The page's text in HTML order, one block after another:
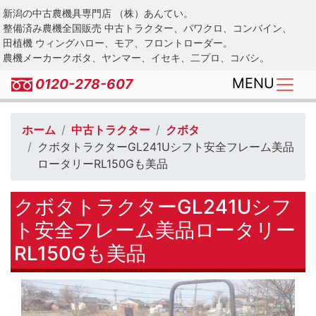
Skip
to
main
content
新潟の中古農機具専門店 （株）あんてい。
整備済み農機全国販売 中古トラクター、パワクロ、コンバイン、
田植機 ウィングハロー、モア、フロントローダー。
農機メーカークボタ、ヤンマー、イセキ、二プロ、コバシ。
0120-278-607 MENU
ホーム 中古トラクター
クボタ
クボタトラクターGL241Uシフト安全フレーム美品
ロータリーRL150Gも美品
クボタトラクターGL241Uシフ
ト安全フレーム美品ロータリー
RL150Gも美品